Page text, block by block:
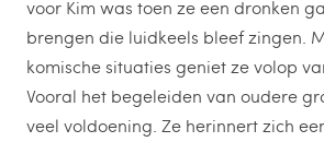
voor Kim was toen ze een dronken
brengen die luidkeels bleef zingen.
komische situaties geniet ze volop
Vooral het begeleiden van oudere
veel voldoening. Ze herinnert zich